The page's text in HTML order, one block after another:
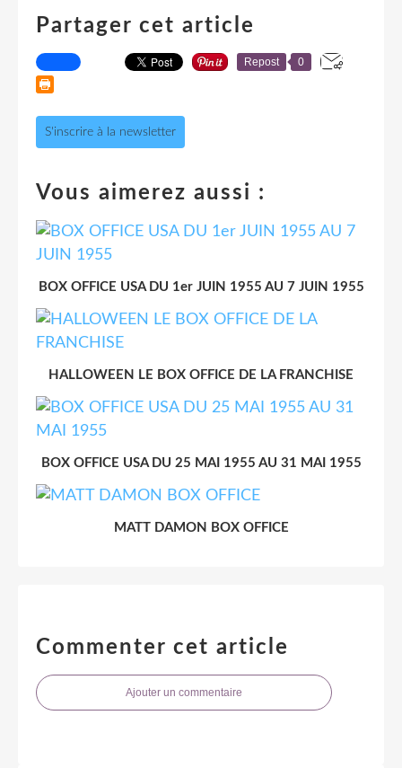
Partager cet article
Repost 0
S'inscrire à la newsletter
Vous aimerez aussi :
BOX OFFICE USA DU 1er JUIN 1955 AU 7 JUIN 1955
HALLOWEEN LE BOX OFFICE DE LA FRANCHISE
BOX OFFICE USA DU 25 MAI 1955 AU 31 MAI 1955
MATT DAMON BOX OFFICE
Commenter cet article
Ajouter un commentaire